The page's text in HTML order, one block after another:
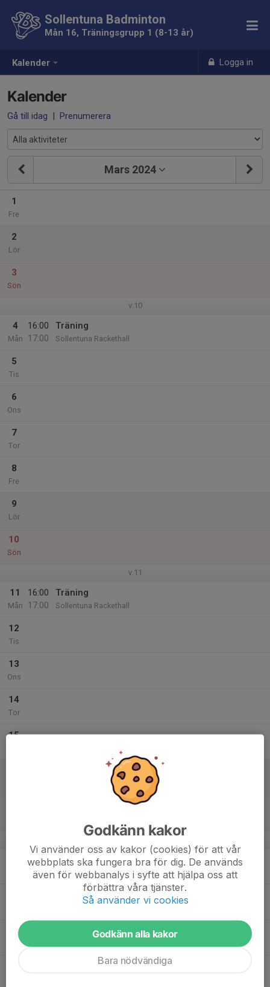
Kalender Logga in
Sollentuna Badminton
Mån 16, Träningsgrupp 1 (8-13 år)
Kalender
Gå till idag | Prenumerera
Mars 2024
1
Fre
2
Lör
3
Sön
v.10
4
Mån
16:00
17:00
Träning
Sollentuna Rackethall
5
Tis
6
Ons
7
Tor
8
Fre
9
Lör
10
Sön
v.11
11
Mån
16:00
17:00
Träning
Sollentuna Rackethall
12
Tis
13
Ons
14
Tor
15
16:00
17:00
Träning
Sollentuna Rackethall
20
Ons
Godkänn kakor
Vi använder oss av kakor (cookies) för att vår
webbplats ska fungera bra för dig. De används
även för webbanalys i syfte att hjälpa oss att
förbättra våra tjänster.
Så använder vi cookies
Godkänn alla kakor
Bara nödvändiga